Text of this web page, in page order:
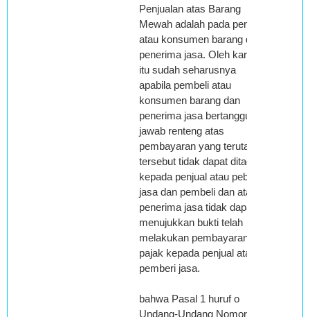
Penjualan atas Barang
Mewah adalah pada pembeli
atau konsumen barang dan
penerima jasa. Oleh karena
itu sudah seharusnya
apabila pembeli atau
konsumen barang dan
penerima jasa bertanggung
jawab renteng atas
pembayaran yang terutang
tersebut tidak dapat ditagih
kepada penjual atau peberi
jasa dan pembeli dan atau
penerima jasa tidak dapat
menujukkan bukti telah
melakukan pembayaran
pajak kepada penjual atau
pemberi jasa.
bahwa Pasal 1 huruf o
Undang-Undang Nomor 8